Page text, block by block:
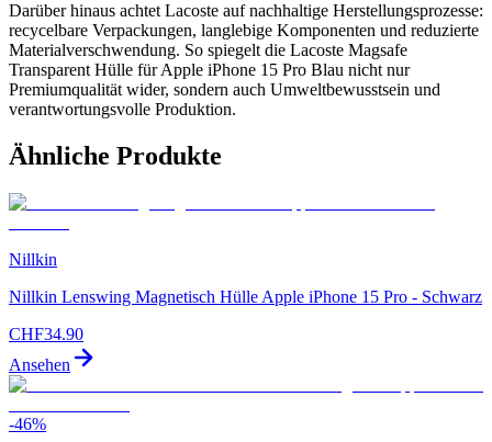
Darüber hinaus achtet Lacoste auf nachhaltige Herstellungsprozesse:
recycelbare Verpackungen, langlebige Komponenten und reduzierte
Materialverschwendung. So spiegelt die Lacoste Magsafe
Transparent Hülle für Apple iPhone 15 Pro Blau nicht nur
Premiumqualität wider, sondern auch Umweltbewusstsein und
verantwortungsvolle Produktion.
Ähnliche Produkte
Nillkin
Nillkin Lenswing Magnetisch Hülle Apple iPhone 15 Pro - Schwarz
CHF34.90
Ansehen
-46%